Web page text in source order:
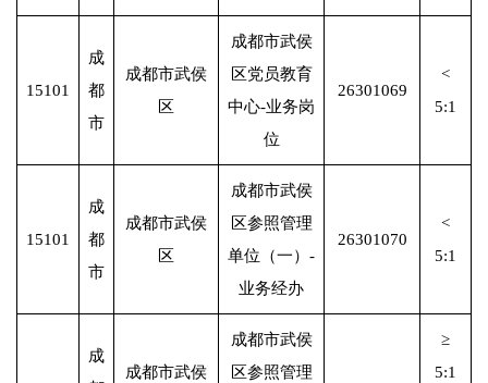
15101
成
都
市
成都市武侯
区
成都市武侯
区党员教育
中心-业务岗
位
26301069
<
5:1
15101
成
都
市
成都市武侯
区
成都市武侯
区参照管理
单位（一）-
业务经办
26301070
<
5:1
成
成都市武侯
成都市武侯
区参照管理
≥
5:1